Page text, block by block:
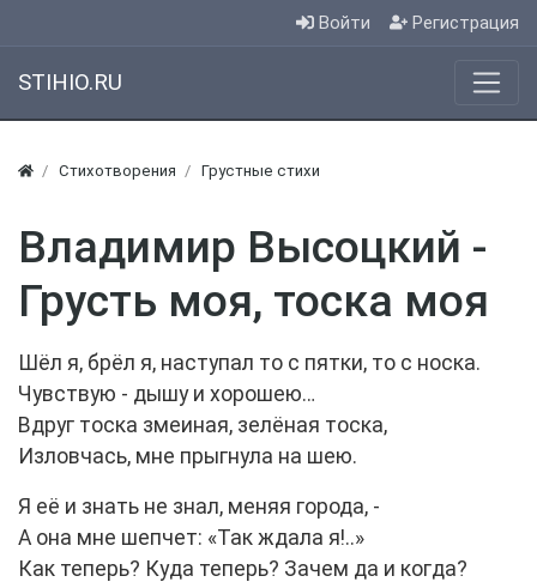
Войти Регистрация
STIHIO.RU
Стихотворения Грустные стихи
Владимир Высоцкий -
Грусть моя, тоска моя
Шёл я, брёл я, наступал то с пятки, то с носка.
Чувствую - дышу и хорошею…
Вдруг тоска змеиная, зелёная тоска,
Изловчась, мне прыгнула на шею.
Я её и знать не знал, меняя города, -
А она мне шепчет: «Так ждала я!..»
Как теперь? Куда теперь? Зачем да и когда?